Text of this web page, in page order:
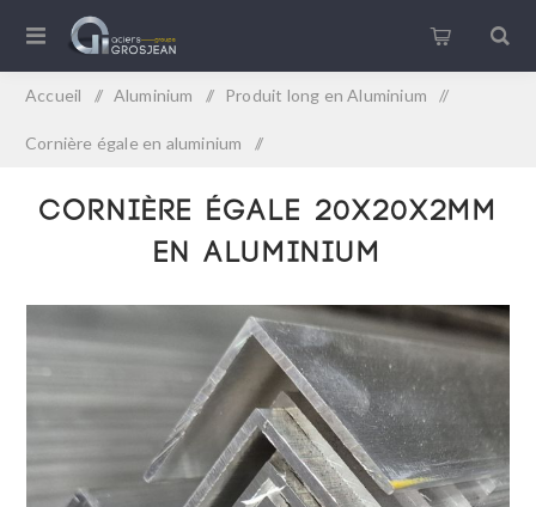
Accueil / Aluminium / Produit long en Aluminium /
Cornière égale en aluminium /
Cornière égale 20x20x2mm en aluminium
Cornière égale 20x20x2mm
en aluminium